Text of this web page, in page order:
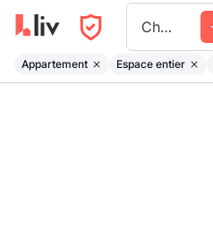
Chestermere
Appartement Espace entier